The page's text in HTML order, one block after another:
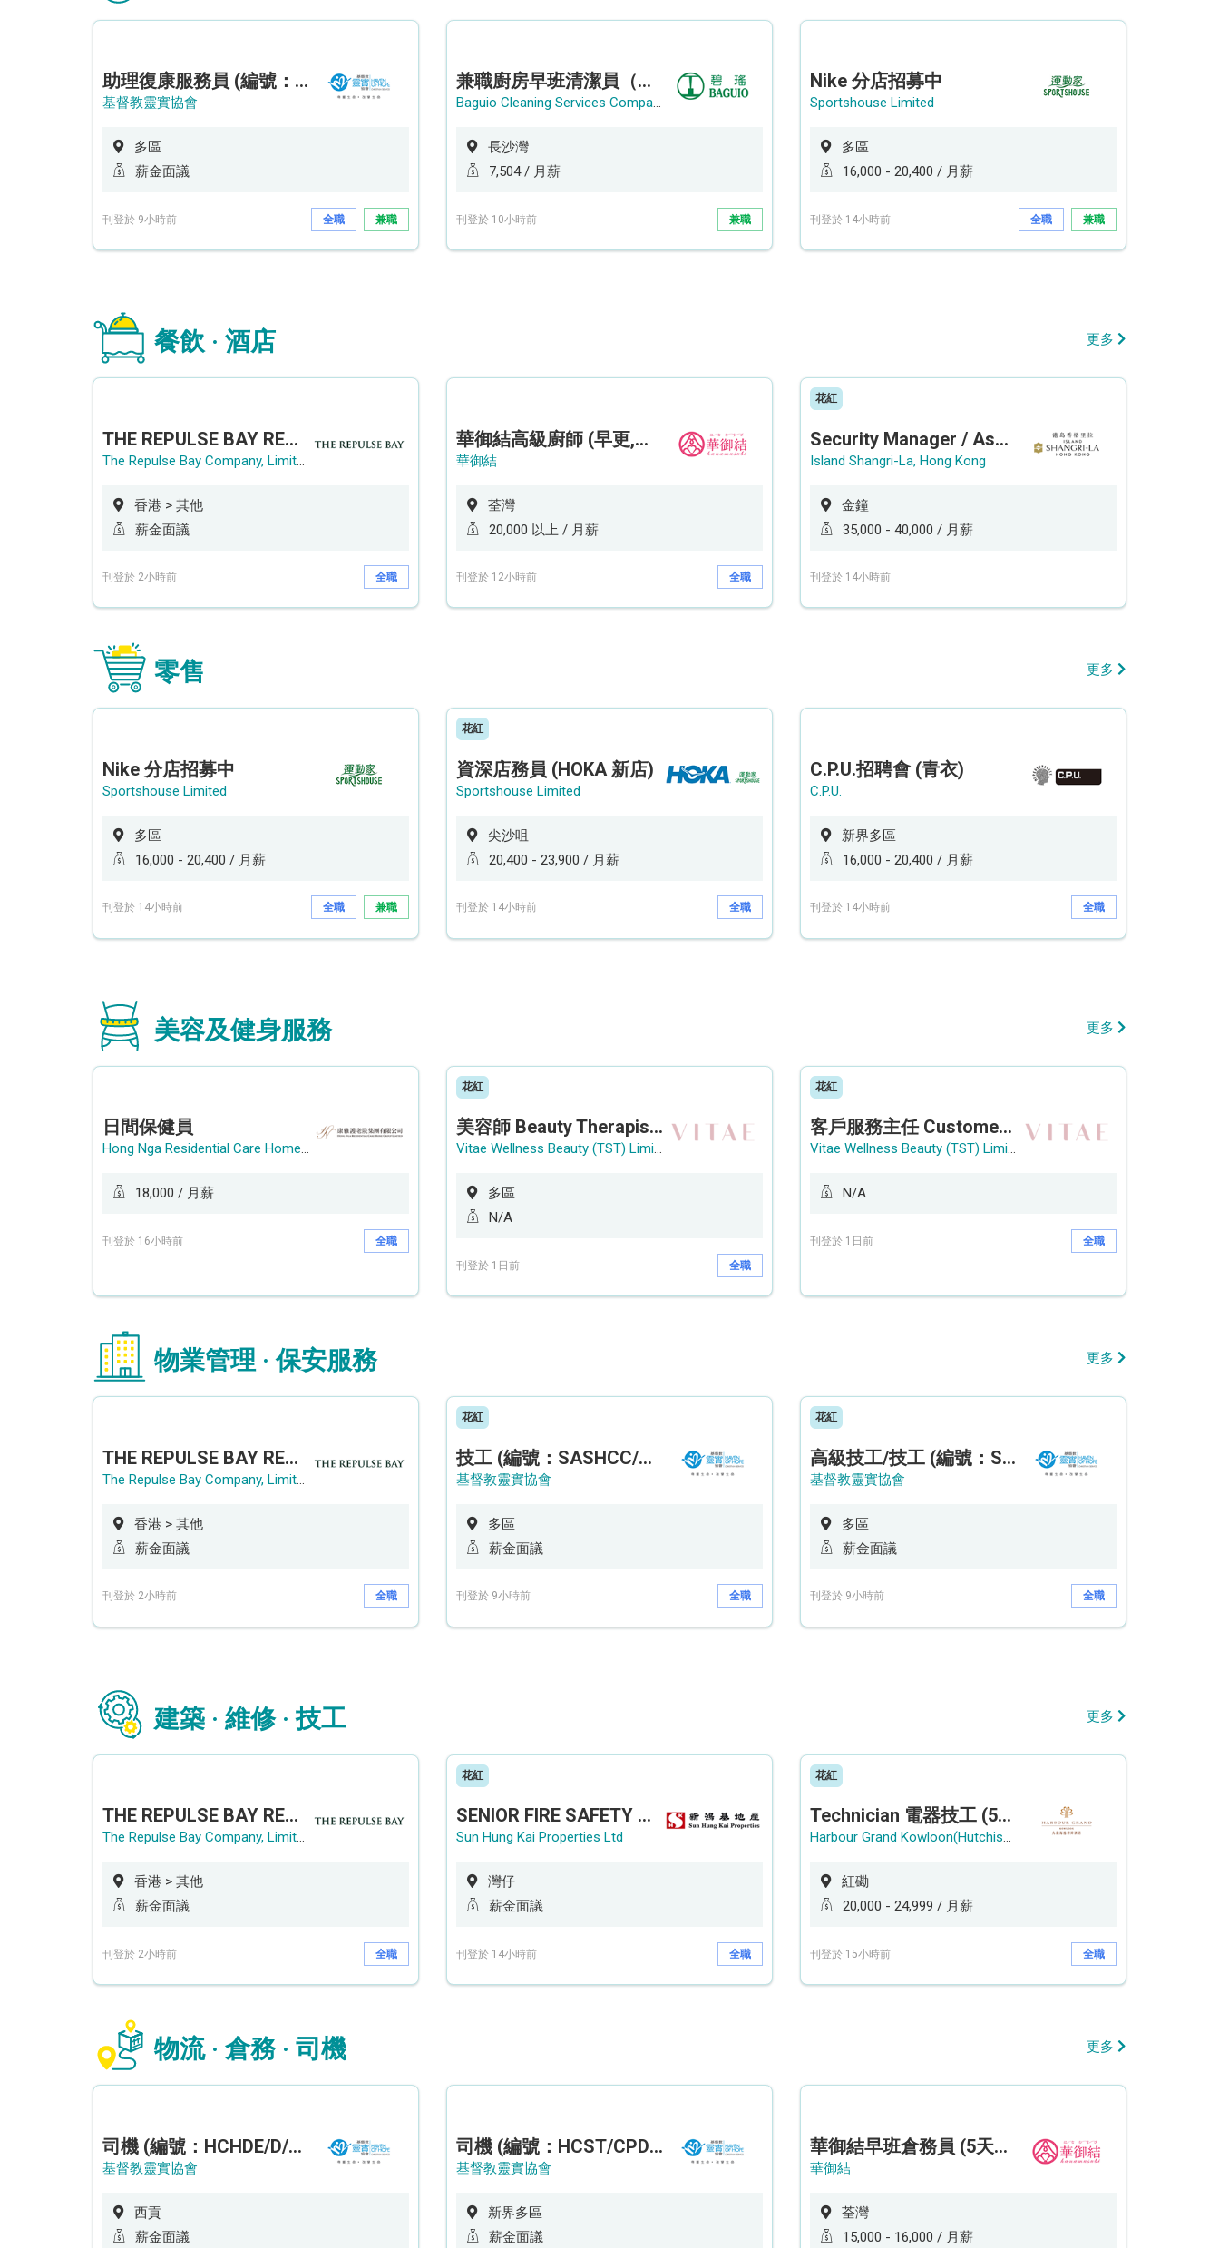
助理復康服務員 (編號：RSD/ARSW/CTE)
基督教靈實協會
多區
薪金面議
刊登於 9小時前 全職 兼職
兼職廚房早班清潔員（長沙灣）
Baguio Cleaning Services Company Limited
長沙灣
7,504 / 月薪
刊登於 10小時前 兼職
Nike 分店招募中
Sportshouse Limited
多區
16,000 - 20,400 / 月薪
刊登於 14小時前 全職 兼職
餐飲 · 酒店 更多
THE REPULSE BAY RECRUITMENT DAY 淺水灣影灣園人才招聘會
The Repulse Bay Company, Limited
香港 > 其他
薪金面議
刊登於 2小時前 全職
華御結高級廚師 (早更,中央廚房)*底薪可達20k* (5天工作週)
華御結
荃灣
20,000 以上 / 月薪
刊登於 12小時前 全職
花紅
Security Manager / Assistant Security Manager
Island Shangri-La, Hong Kong
金鐘
35,000 - 40,000 / 月薪
刊登於 14小時前
零售 更多
Nike 分店招募中
Sportshouse Limited
多區
16,000 - 20,400 / 月薪
刊登於 14小時前 全職 兼職
花紅
資深店務員 (HOKA 新店)
Sportshouse Limited
尖沙咀
20,400 - 23,900 / 月薪
刊登於 14小時前 全職
C.P.U.招聘會 (青衣)
C.P.U.
新界多區
16,000 - 20,400 / 月薪
刊登於 14小時前 全職
美容及健身服務 更多
日間保健員
Hong Nga Residential Care Home Group Limited
18,000 / 月薪
刊登於 16小時前 全職
花紅
美容師 Beauty Therapist (銅鑼灣 / 尖沙咀)
Vitae Wellness Beauty (TST) Limited
多區
N/A
刊登於 1日前 全職
花紅
客戶服務主任 Customer Service Officer (銅鑼灣)
Vitae Wellness Beauty (TST) Limited
N/A
刊登於 1日前 全職
物業管理 · 保安服務 更多
THE REPULSE BAY RECRUITMENT DAY 淺水灣影灣園人才招聘會
The Repulse Bay Company, Limited
香港 > 其他
薪金面議
刊登於 2小時前 全職
花紅
技工 (編號：SASHCC/A/CTE)
基督教靈實協會
多區
薪金面議
刊登於 9小時前 全職
花紅
高級技工/技工 (編號：SSO/FM/A/CTE)
基督教靈實協會
多區
薪金面議
刊登於 9小時前 全職
建築 · 維修 · 技工 更多
THE REPULSE BAY RECRUITMENT DAY 淺水灣影灣園人才招聘會
The Repulse Bay Company, Limited
香港 > 其他
薪金面議
刊登於 2小時前 全職
花紅
SENIOR FIRE SAFETY OFFICER / FIRE SAFETY OFFICER
Sun Hung Kai Properties Ltd
灣仔
薪金面議
刊登於 14小時前 全職
花紅
Technician 電器技工 (5-Day Work Week)
Harbour Grand Kowloon(Hutchison Hotel Hong Kong Limited)
紅磡
20,000 - 24,999 / 月薪
刊登於 15小時前 全職
物流 · 倉務 · 司機 更多
司機 (編號：HCHDE/D/CTE)
基督教靈實協會
西貢
薪金面議
司機 (編號：HCST/CPD/CTE)
基督教靈實協會
新界多區
薪金面議
華御結早班倉務員 (5天工作週)
華御結
荃灣
15,000 - 16,000 / 月薪